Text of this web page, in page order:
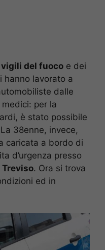
vigili del fuoco e dei
hanno lavorato a
dalle
per la
è stato possibile
38enne, invece,
caricata a bordo di
d’urgenza presso
Treviso. Ora si trova
ed in